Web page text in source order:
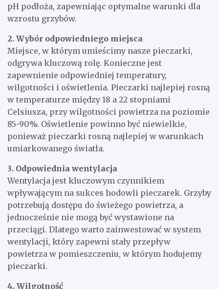
pH podłoża, zapewniając optymalne warunki dla
wzrostu grzybów.
2. Wybór odpowiedniego miejsca
Miejsce, w którym umieścimy nasze pieczarki,
odgrywa kluczową rolę. Konieczne jest
zapewnienie odpowiedniej temperatury,
wilgotności i oświetlenia. Pieczarki najlepiej rosną
w temperaturze między 18 a 22 stopniami
Celsiusza, przy wilgotności powietrza na poziomie
85-90%. Oświetlenie powinno być niewielkie,
ponieważ pieczarki rosną najlepiej w warunkach
umiarkowanego światła.
3. Odpowiednia wentylacja
Wentylacja jest kluczowym czynnikiem
wpływającym na sukces hodowli pieczarek. Grzyby
potrzebują dostępu do świeżego powietrza, a
jednocześnie nie mogą być wystawione na
przeciągi. Dlatego warto zainwestować w system
wentylacji, który zapewni stały przepływ
powietrza w pomieszczeniu, w którym hodujemy
pieczarki.
4. Wilgotność